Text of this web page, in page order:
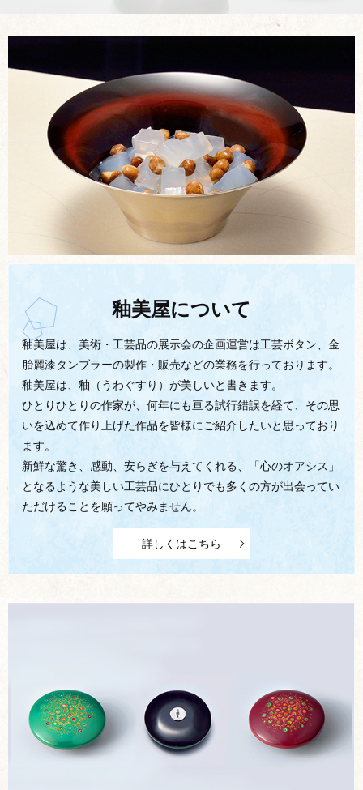
釉美屋について
釉美屋は、美術・工芸品の展示会の企画運営は工芸ボタン、金
胎麗漆タンブラーの製作・販売などの業務を行っております。
釉美屋は、釉（うわぐすり）が美しいと書きます。
ひとりひとりの作家が、何年にも亘る試行錯誤を経て、その思
いを込めて作り上げた作品を皆様にご紹介したいと思っており
ます。
新鮮な驚き、感動、安らぎを与えてくれる、「心のオアシス」
となるような美しい工芸品にひとりでも多くの方が出会ってい
ただけることを願ってやみません。
詳しくはこちら